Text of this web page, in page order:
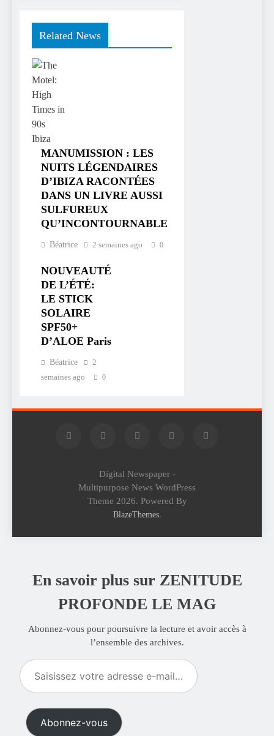
Related News
MANUMISSION : LES
NUITS LÉGENDAIRES
D’IBIZA RACONTÉES
DANS UN LIVRE AUSSI
SULFUREUX
QU’INCONTOURNABLE
Béatrice 2 semaines ago 0
NOUVEAUTÉ
DE L’ÉTÉ:
LE STICK
SOLAIRE
SPF50+
D’ALOE Paris
Béatrice
2
semaines ago
0
Digital Newspaper -
Multipurpose News WordPress
Theme 2026. Powered By
BlazeThemes.
En savoir plus sur ZENITUDE
PROFONDE LE MAG
Abonnez-vous pour poursuivre la lecture et avoir accès à
l’ensemble des archives.
Saisissez
votre
adresse
mail…Abonnez-vous